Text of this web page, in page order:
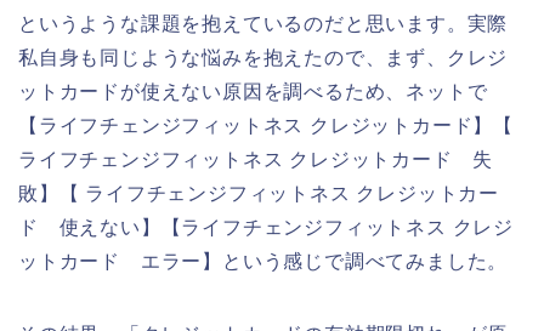
というような課題を抱えているのだと思います。実際
私自身も同じような悩みを抱えたので、まず、クレジ
ットカードが使えない原因を調べるため、ネットで
【ライフチェンジフィットネス クレジットカード】【
ライフチェンジフィットネス クレジットカード 失
敗】【 ライフチェンジフィットネス クレジットカー
ド 使えない】【ライフチェンジフィットネス クレジ
ットカード エラー】という感じで調べてみました。